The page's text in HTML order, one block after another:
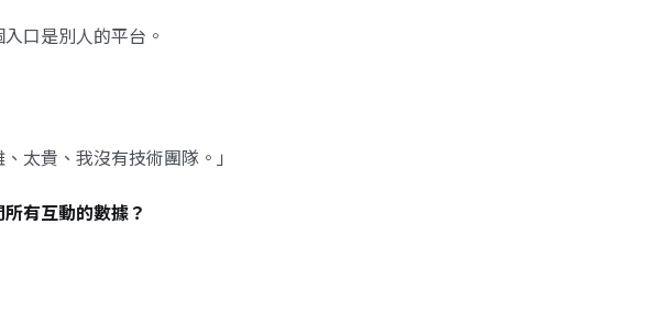
口是別人的平台。
太貴、我沒有技術團隊。」
有互動的數據？